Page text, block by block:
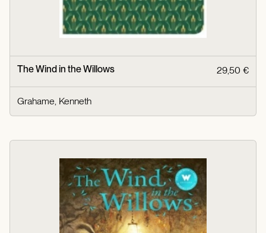
The Wind in the Willows 29,50 €
Grahame, Kenneth